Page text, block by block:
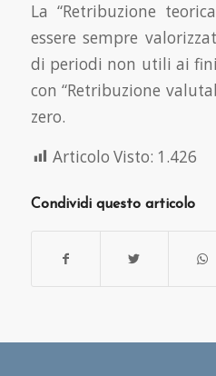
La “Retribuzione
essere sempre
di periodi non utili ai
con “Retribuzione
zero.
Articolo Visto: 1.426
Condividi questo articolo